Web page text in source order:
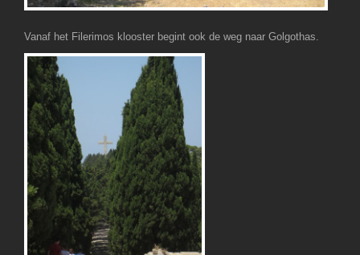
Vanaf het Filerimos klooster begint ook de weg naar Golgothas.